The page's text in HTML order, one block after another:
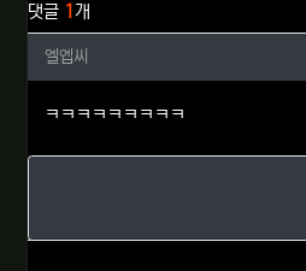
댓글 1 개
엘엡씨님의 댓글
엘엡씨
ㅋㅋㅋㅋㅋㅋㅋㅋㅋ